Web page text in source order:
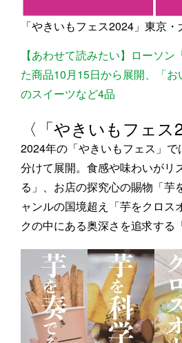
「やきいもフェス2024」東京・
【あわせて読みたい】ローソ
た商品10月15日から展開、「
のスイーツなど4品
〈「やきいもフェス
2024年の「やきいもフェス」
分けて展開。食感や味わいがリ
る」、お店の探究心の賜物「芋
ャンルの国境超え「芋をクロス
クの中にある奥深さを追求する